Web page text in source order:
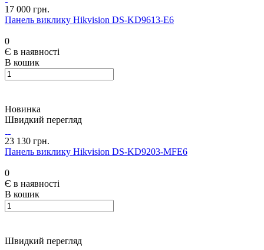
17 000 грн.
Панель виклику Hikvision DS-KD9613-E6
0
Є в наявності
В кошик
Новинка
Швидкий перегляд
23 130 грн.
Панель виклику Hikvision DS-KD9203-MFE6
0
Є в наявності
В кошик
Швидкий перегляд